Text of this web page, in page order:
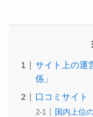
サイト上の運
係」
口コミサイト
国内上位